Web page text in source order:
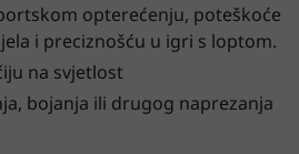
opterećenju, poteškoće
i preciznošću u igri s loptom.
na svjetlost
bojanja ili drugog naprezanja